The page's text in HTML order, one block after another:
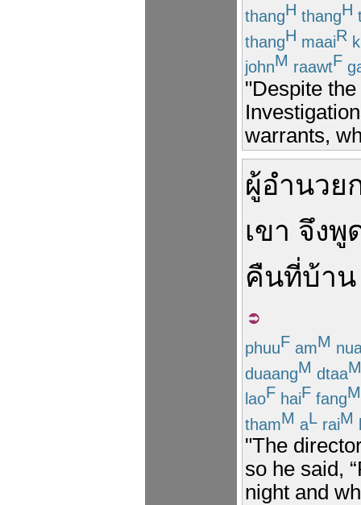
thangH thangH
thangH maaiR
johnM raawtF
"Despite
warrants,
ผู้อำนวย
เขา จึงพู
คืนที่บ้าน
phuuF amM
duaangM dtaaM
laoF haiF fangM
thamM aL raiM
"The
so he said,
night and